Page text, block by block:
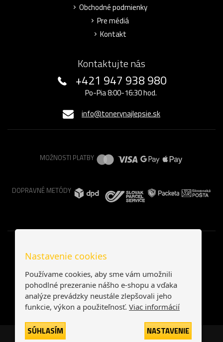
Obchodné podmienky
Pre médiá
Kontakt
Kontaktujte nás
+421 947 938 980
Po-Pia 8:00-16:30 hod.
info@tonerynajlepsie.sk
MOŽNOSTI PLATBY
DOPRAVNÉ METÓDY
Nastavenie cookies
Používame cookies, aby sme vám umožnili
pohodlné prezeranie nášho e-shopu a vďaka
analýze prevádzky neustále zlepšovali jeho
funkcie, výkon a použiteľnosť. Viac informácií
SÚHLASÍM NASTAVENIE